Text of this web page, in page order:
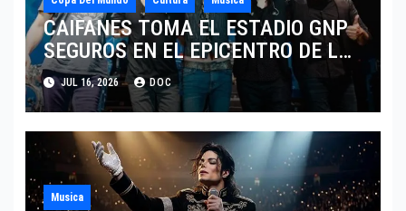
CAIFANES TOMA EL ESTADIO GNP
SEGUROS EN EL EPICENTRO DE LA
IDENTIDAD MEXICANA
JUL 16, 2026 DOC
Musica